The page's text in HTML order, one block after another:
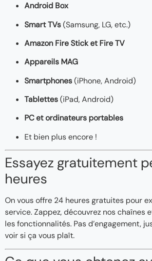
Android Box
Smart TVs(Samsung, LG, etc.)
Amazon Fire Stick et Fire TV
Appareils MAG
Smartphones(iPhone, Android)
Tablettes(iPad, Android)
PC et ordinateurs portables
Et bien plus encore !
Essayez gratuitement
heures
On vous offre 24 heures gratuites pour
service. Zappez, découvrez nos chaînes
les fonctionnalités. Pas d’engagement,
voir si ça vous plaît.